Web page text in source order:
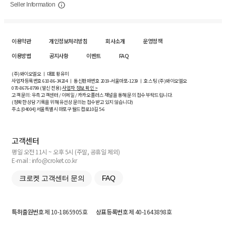
Seller Information
이용약관 개인정보처리방침 회사소개
운영정책
이용방법
공지사항 이벤트 FAQ
(주)와이오엘오 ㅣ 대표 황유미
사업자등록번호610-86-34204ㅣ 통신판매번호 2019-서울마포-1239 ㅣ 호스팅 (주)와이오엘오
070-8676-8799 (발신 전용)사업자 정보 확인 >
고객 문의: 우측 고객센터 / 이메일 / 카카오플러스 채널을 통해 문의 접수 부탁드립니다.
(정확한 상담 기록을 위해 유선상 문의는 접수받고 있지 않습니다)
주소 [04004] 서울특별시 마포구 월드컵로10길5-6
고객센터
평일 오전 11시 ~ 오후 5시 (주말, 공휴일 제외)
E-mail : info@croket.co.kr
크로켓 고객센터 문의 FAQ
특허출원번호제 10-1865905호 상표등록번호제 40-1643898호